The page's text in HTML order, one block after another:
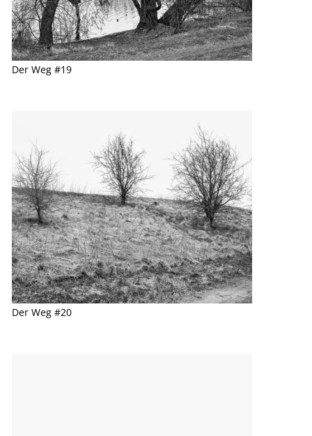
Der Weg #19
Der Weg #20